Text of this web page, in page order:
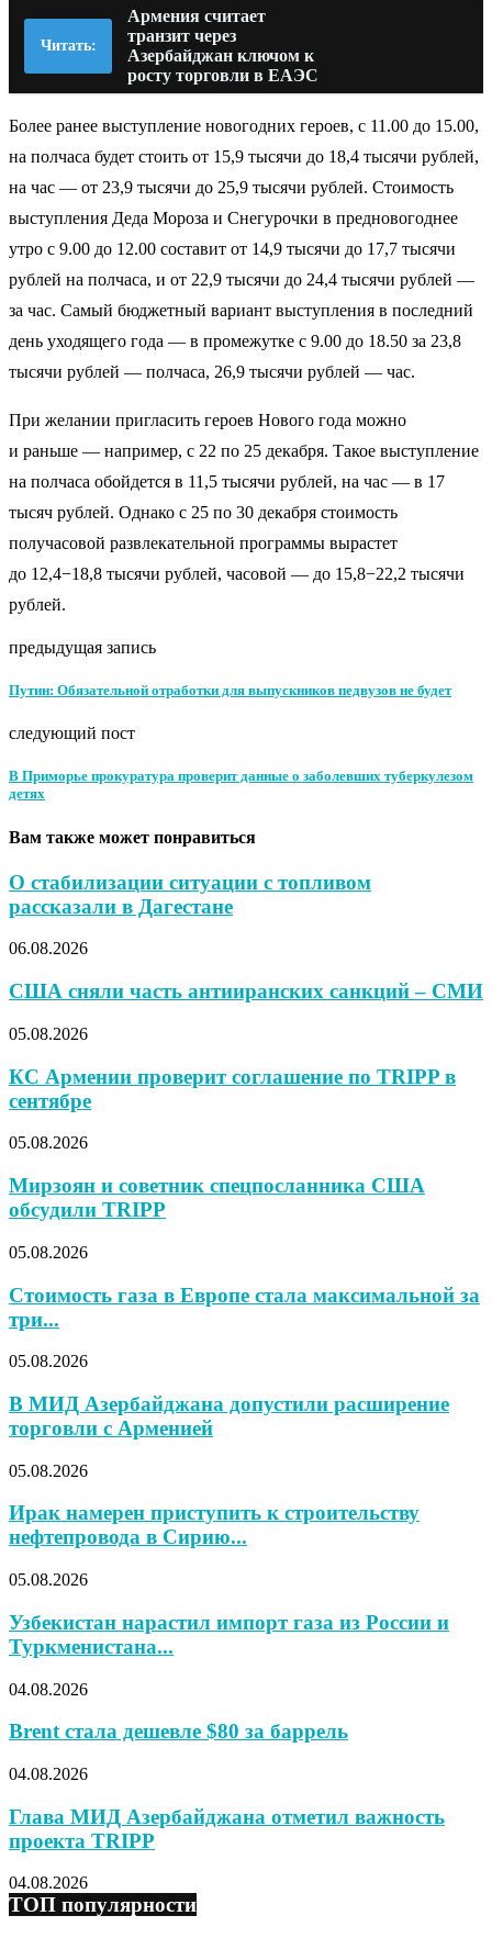
Читать:
Армения считает
транзит через
Азербайджан ключом к
росту торговли в ЕАЭС
Более ранее выступление новогодних героев, с 11.00 до 15.00,
на полчаса будет стоить от 15,9 тысячи до 18,4 тысячи рублей,
на час — от 23,9 тысячи до 25,9 тысячи рублей. Стоимость
выступления Деда Мороза и Снегурочки в предновогоднее
утро с 9.00 до 12.00 составит от 14,9 тысячи до 17,7 тысячи
рублей на полчаса, и от 22,9 тысячи до 24,4 тысячи рублей —
за час. Самый бюджетный вариант выступления в последний
день уходящего года — в промежутке с 9.00 до 18.50 за 23,8
тысячи рублей — полчаса, 26,9 тысячи рублей — час.
При желании пригласить героев Нового года можно
и раньше — например, с 22 по 25 декабря. Такое выступление
на полчаса обойдется в 11,5 тысячи рублей, на час — в 17
тысяч рублей. Однако с 25 по 30 декабря стоимость
получасовой развлекательной программы вырастет
до 12,4−18,8 тысячи рублей, часовой — до 15,8−22,2 тысячи
рублей.
предыдущая запись
Путин: Обязательной отработки для выпускников педвузов не будет
следующий пост
В Приморье прокуратура проверит данные о заболевших туберкулезом
детях
Вам также может понравиться
О стабилизации ситуации с топливом
рассказали в Дагестане
06.08.2026
США сняли часть антииранских санкций – СМИ
05.08.2026
КС Армении проверит соглашение по TRIPP в
сентябре
05.08.2026
Мирзоян и советник спецпосланника США
обсудили TRIPP
05.08.2026
Стоимость газа в Европе стала максимальной за
три...
05.08.2026
В МИД Азербайджана допустили расширение
торговли с Арменией
05.08.2026
Ирак намерен приступить к строительству
нефтепровода в Сирию...
05.08.2026
Узбекистан нарастил импорт газа из России и
Туркменистана...
04.08.2026
Brent стала дешевле $80 за баррель
04.08.2026
Глава МИД Азербайджана отметил важность
проекта TRIPP
04.08.2026
ТОП популярности